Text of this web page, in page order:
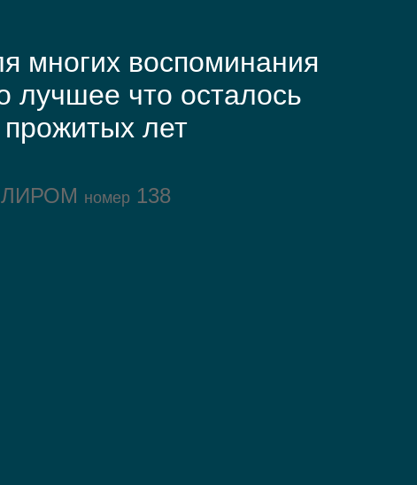
многих воспоминания
лучшее что осталось
прожитых лет
номер 138